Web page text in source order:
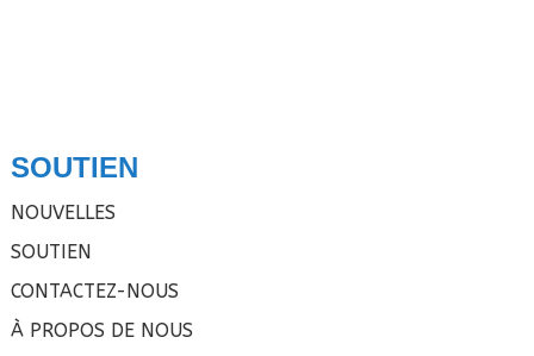
SOUTIEN
NOUVELLES
SOUTIEN
CONTACTEZ-NOUS
À PROPOS DE NOUS